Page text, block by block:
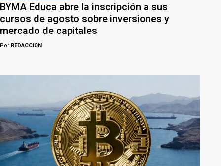
BYMA Educa abre la inscripción a sus
cursos de agosto sobre inversiones y
mercado de capitales
Por REDACCION